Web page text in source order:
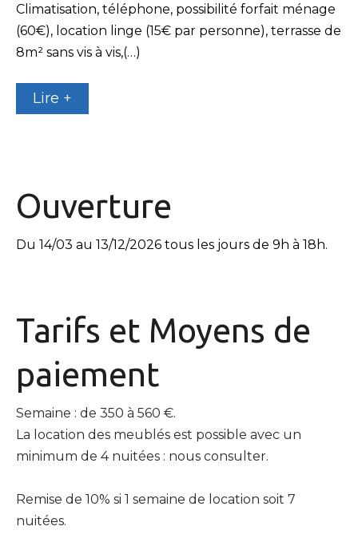
Climatisation, téléphone, possibilité forfait ménage
(60€), location linge (15€ par personne), terrasse de
8m² sans vis à vis,(…)
Lire +
Ouverture
Du 14/03 au 13/12/2026 tous les jours de 9h à 18h.
Tarifs et Moyens de
paiement
Semaine : de 350 à 560 €.
La location des meublés est possible avec un
minimum de 4 nuitées : nous consulter.
Remise de 10% si 1 semaine de location soit 7
nuitées.